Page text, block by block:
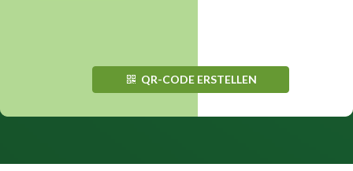
QR-CODE ERSTELLEN